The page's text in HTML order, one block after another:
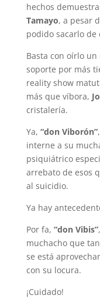
hechos
Tamayo, a pesar
podido sacarlo de
Basta con oírlo
soporte por más
reality show
más que víbora,
cristalería.
Ya, “don Viborón”
interne a su
psiquiátrico
arrebato de esos
al suicidio.
Ya hay
Por fa, “don Vibis”
muchacho que
se está
con su locura.
¡Cuidado!